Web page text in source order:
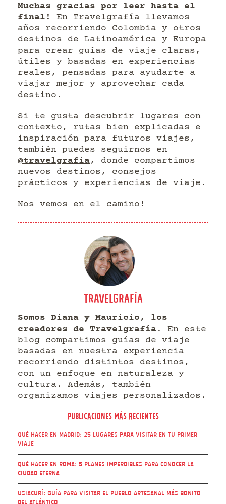
Muchas gracias por leer hasta el
final!
En Travelgrafía llevamos
años recorriendo Colombia y otros
destinos de Latinoamérica y Europa
para crear guías de viaje claras,
útiles y basadas en experiencias
reales, pensadas para ayudarte a
viajar mejor y aprovechar cada
destino.
Si te gusta descubrir lugares con
contexto, rutas bien explicadas e
inspiración para futuros viajes,
también puedes seguirnos en
@travelgrafia, donde compartimos
nuevos destinos, consejos
prácticos y experiencias de viaje.
Nos vemos en el camino!
TRAVELGRAFÍA
Somos Diana y Mauricio, los
creadores de Travelgrafía . En este
blog compartimos guías de viaje
basadas en nuestra experiencia
recorriendo distintos destinos,
con un enfoque en naturaleza y
cultura. Además, también
organizamos viajes personalizados.
Publicaciones más recientes
Qué hacer en Madrid: 25 lugares para visitar en tu primer
viaje
Qué hacer en Roma: 5 Planes imperdibles para conocer la
Ciudad Eterna
Usiacurí: guía para visitar el pueblo artesanal más bonito